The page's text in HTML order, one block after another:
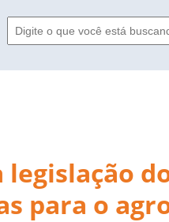
legislação
para o